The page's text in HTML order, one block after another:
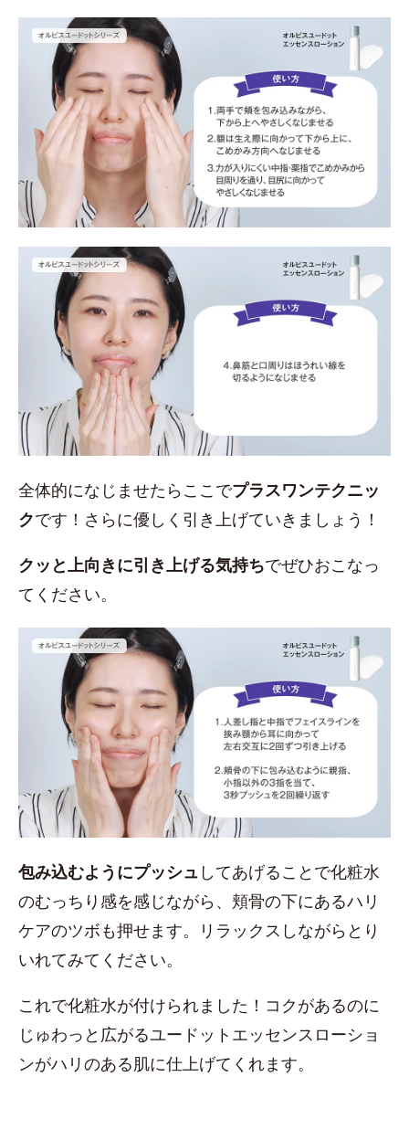
全体的になじませたらここでプラスワンテクニッ
クです！さらに優しく引き上げていきましょう！
クッと上向きに引き上げる気持ちでぜひおこなっ
てください。
包み込むようにプッシュ してあげることで化粧水
のむっちり感を感じながら、頬骨の下にあるハリ
ケアのツボも押せます。リラックスしながらとり
いれてみてください。
これで化粧水が付けられました！コクがあるのに
じゅわっと広がるユードットエッセンスローショ
ンがハリのある肌に仕上げてくれます。